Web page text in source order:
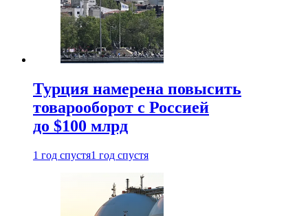
Турция намерена повысить
товарооборот с Россией
до $100 млрд
1 год спустя1 год спустя